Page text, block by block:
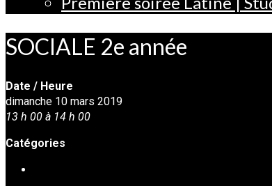
SOCIALE 2e année
Date / Heure
dimanche 10 mars 2019
13 h 00 à 14 h 00
Catégories